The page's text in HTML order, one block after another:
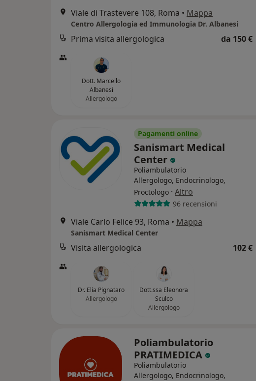
Viale di Trastevere 108, Roma • Mappa
Centro Allergologia ed Immunologia Dr. Albanesi
Prima visita allergologica da 150 €
Dott. Marcello
Albanesi
Allergologo
Pagamenti online
Sanismart Medical
Center
Poliambulatorio
Allergologo, Endocrinologo,
Proctologo · Altro
96 recensioni
Viale Carlo Felice 93, Roma • Mappa
Sanismart Medical Center
Visita allergologica 102 €
Dr. Elia Pignataro
Allergologo
Dott.ssa Eleonora
Sculco
Allergologo
Poliambulatorio
PRATIMEDICA
Poliambulatorio
Allergologo, Endocrinologo,